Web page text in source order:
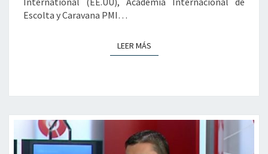
Escolta y Caravana PMI…
LEER MÁSLEER MÁS